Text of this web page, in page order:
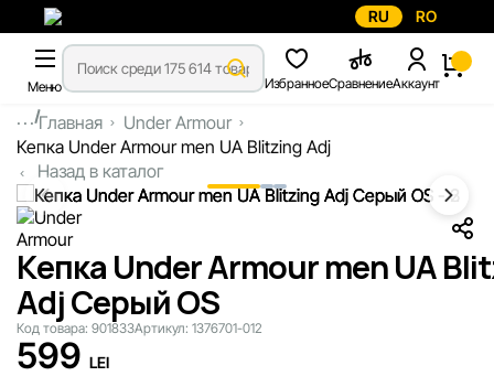
RU RO
Меню ИзбранноеСравнениеАккаунт
...Главная
Under Armour
Кепка Under Armour men UA Blitzing Adj
Назад в каталог
Кепка Under Armour men UA
Adj Серый OS
Код товара: 901833Артикул: 1376701-012
599 LEI